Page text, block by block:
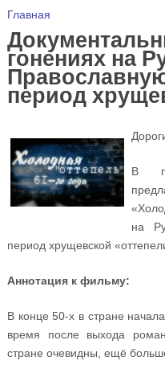
Вы здесь
Главная
гонениях на
период
В
на
период хрущевской
Аннотация к фильму:
В конце 50-х в стране
время после выхода
стране очевидны, ещё